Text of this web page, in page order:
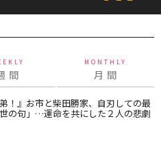
間
MONTHLY
月 間
弟！』お市と柴田勝家、自刃しての最
の句」…運命を共にした２人の悲劇